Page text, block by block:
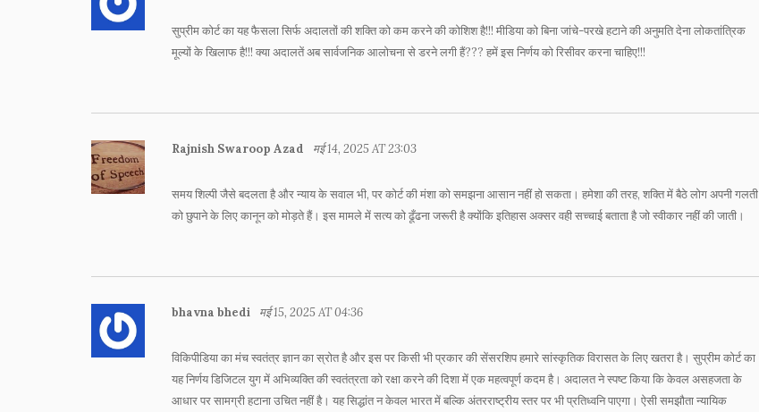
सुप्रीम कोर्ट का यह फैसला सिर्फ अदालतों की शक्ति को कम करने की कोशिश है!!! मीडिया को बिना जांचे-परखे हटाने की अनुमति देना लोकतांत्रिक
मूल्यों के खिलाफ है!!! क्या अदालतें अब सार्वजनिक आलोचना से डरने लगी हैं??? हमें इस निर्णय को रिसीवर करना चाहिए!!!
Rajnish Swaroop Azad मई 14, 2025 AT 23:03
समय शिल्पी जैसे बदलता है और न्याय के सवाल भी, पर कोर्ट की मंशा को समझना आसान नहीं हो सकता। हमेशा की तरह, शक्ति में बैठे लोग अपनी गलती
को छुपाने के लिए कानून को मोड़ते हैं। इस मामले में सत्य को ढूँढना जरूरी है क्योंकि इतिहास अक्सर वही सच्चाई बताता है जो स्वीकार नहीं की जाती।
bhavna bhedi मई 15, 2025 AT 04:36
विकिपीडिया का मंच स्वतंत्र ज्ञान का स्रोत है और इस पर किसी भी प्रकार की सेंसरशिप हमारे सांस्कृतिक विरासत के लिए खतरा है। सुप्रीम कोर्ट का
यह निर्णय डिजिटल युग में अभिव्यक्ति की स्वतंत्रता को रक्षा करने की दिशा में एक महत्वपूर्ण कदम है। अदालत ने स्पष्ट किया कि केवल असहजता के
आधार पर सामग्री हटाना उचित नहीं है। यह सिद्धांत न केवल भारत में बल्कि अंतरराष्ट्रीय स्तर पर भी प्रतिध्वनि पाएगा। ऐसी समझौता न्यायिक